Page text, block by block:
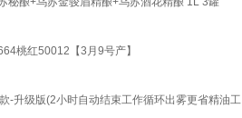
桃红50012【3月9号产】
-升级版(2小时自动结束工作循环出雾更省精油工